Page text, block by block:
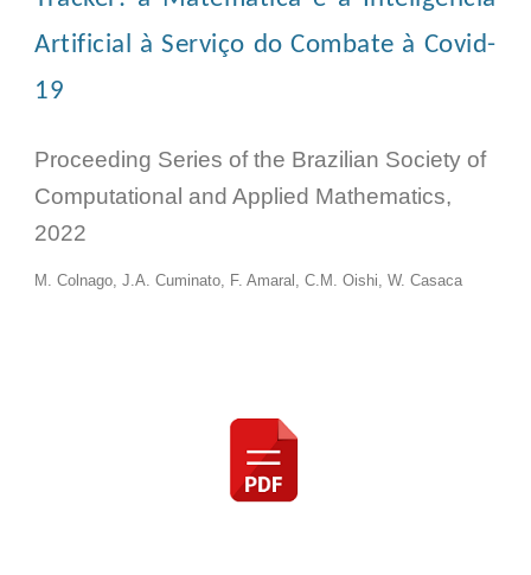
Artificial à Serviço do Combate à Covid-
19
Proceeding Series of the Brazilian Society of
Computational and Applied Mathematics,
2022
M. Colnago, J.A. Cuminato, F. Amaral, C.M. Oishi, W. Casaca